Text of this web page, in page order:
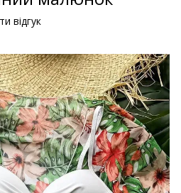
відгук